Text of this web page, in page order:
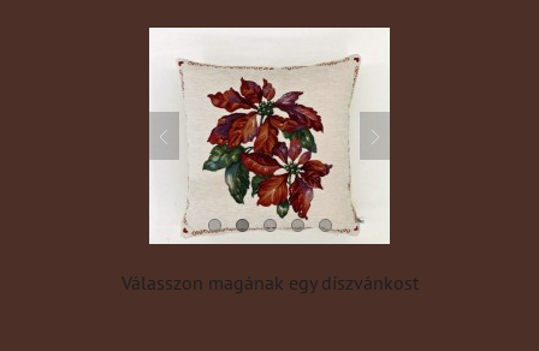
Válasszon magának egy díszvánkost